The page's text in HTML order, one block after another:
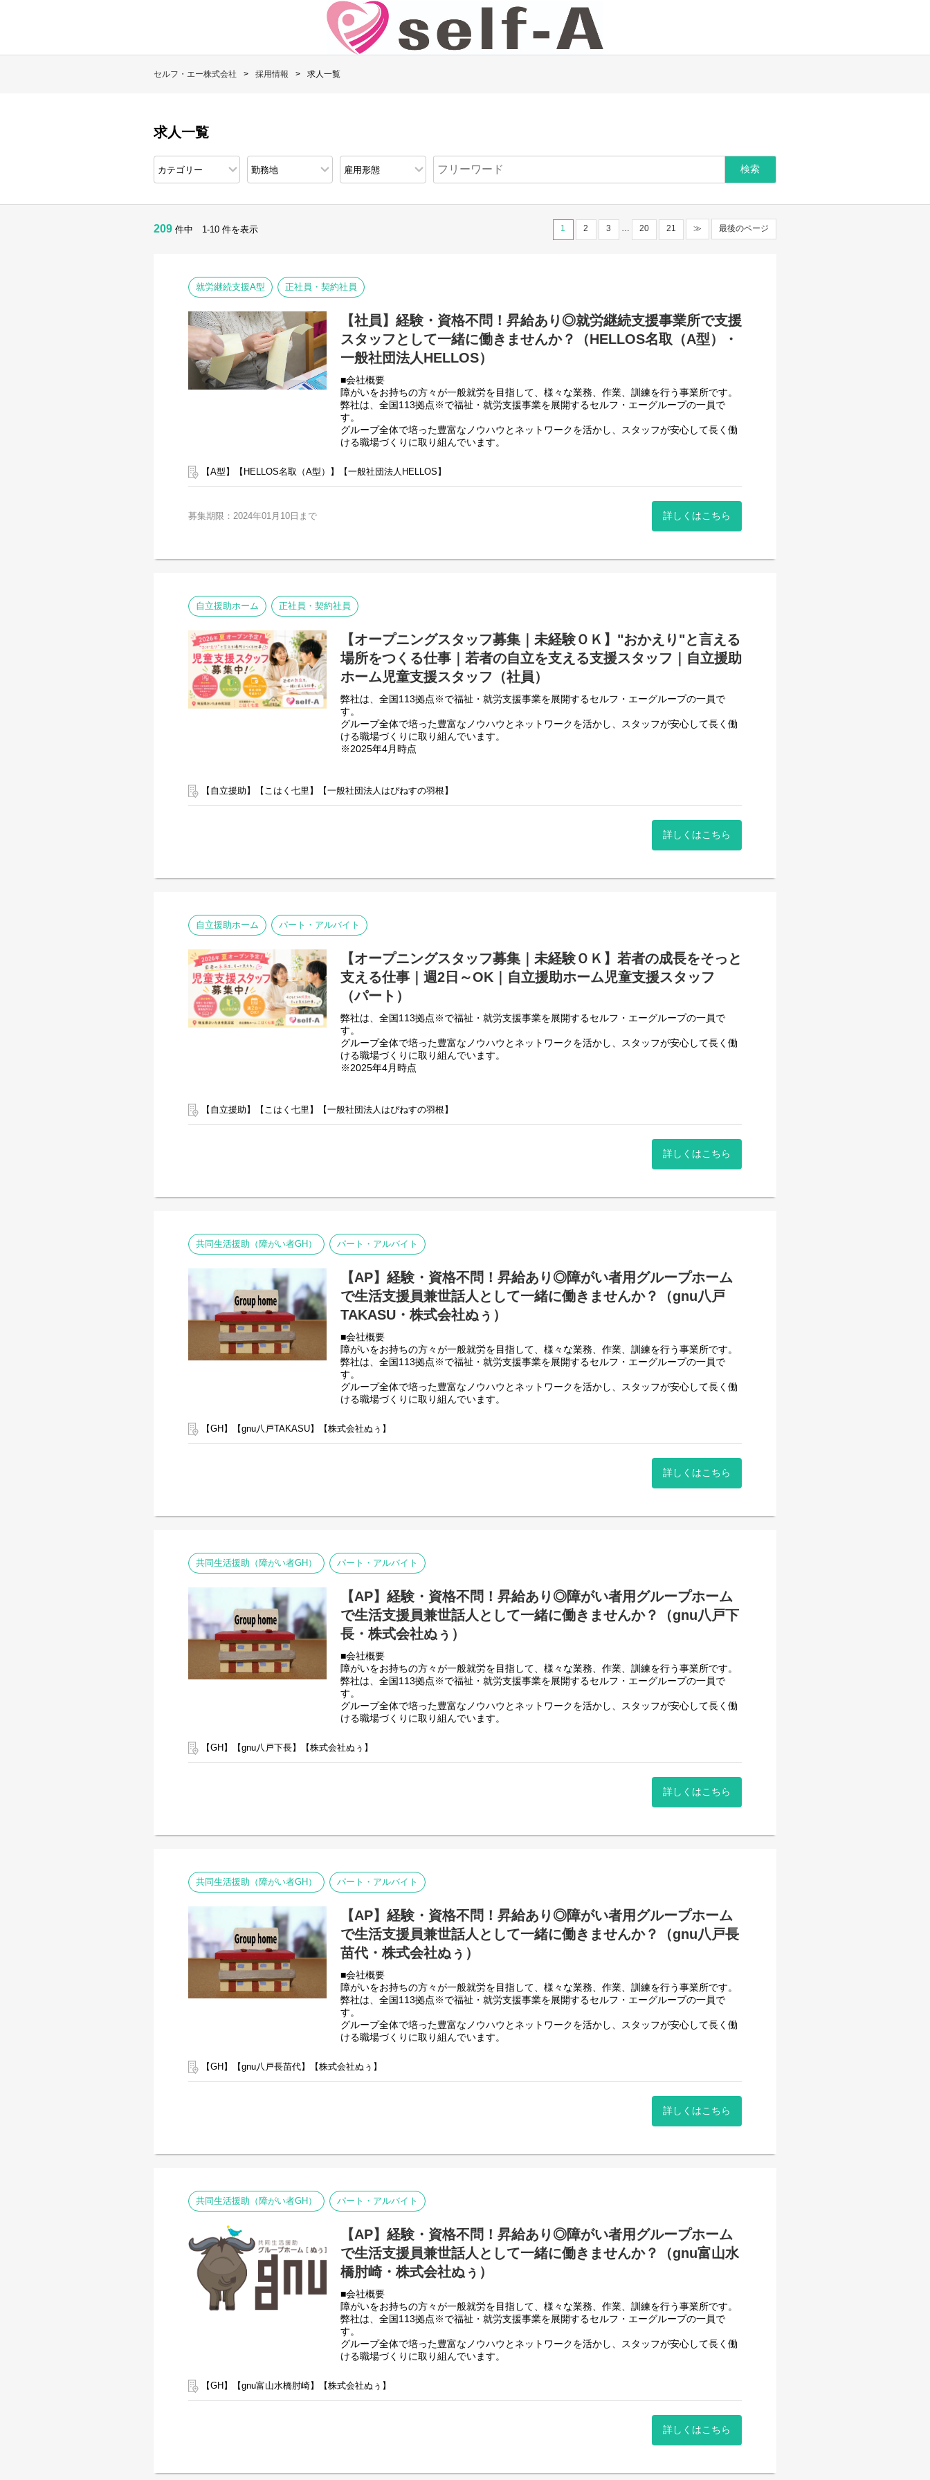
セルフ・エー株式会社 採用情報 求人一覧
求人一覧
209 件中 1-10 件を表示 1 2 3 … 20 21 ≫ 最後のページ
就労継続支援A型 正社員・契約社員
【社員】経験・資格不問！昇給あり◎就労継続支援事業所で支援
スタッフとして一緒に働きませんか？（HELLOS名取（A型）・
一般社団法人HELLOS）
■会社概要
障がいをお持ちの方々が一般就労を目指して、様々な業務、作業、訓練を行う事業所です。
弊社は、全国113拠点※で福祉・就労支援事業を展開するセルフ・エーグループの一員で
す。
グループ全体で培った豊富なノウハウとネットワークを活かし、スタッフが安心して長く働
ける職場づくりに取り組んでいます。
弊社グループでは2つのパターンの事業所を全国に展開をさせて頂いております。
【就労継続支援A型事業所】
⇒障がい者の方々とは非雇用型で内職などの作業を中心にA型や一般就労を目指す、または
・施設外作業の同行
・利用者様とコミュニケーションを取る
・その他支援記録作成 など
基本的に食事や入浴、排泄のような介助・介護の作業はありません。
未経験の方でもご安心ください！
【A型】【HELLOS名取（A型）】【一般社団法人HELLOS】
募集期限：2024年01月10日まで 詳しくはこちら
自立援助ホーム 正社員・契約社員
【オープニングスタッフ募集｜未経験ＯＫ】"おかえり"と言える
場所をつくる仕事｜若者の自立を支える支援スタッフ｜自立援助
ホーム児童支援スタッフ（社員）
弊社は、全国113拠点※で福祉・就労支援事業を展開するセルフ・エーグループの一員で
す。
グループ全体で培った豊富なノウハウとネットワークを活かし、スタッフが安心して長く働
ける職場づくりに取り組んでいます。
※2025年4月時点
障がいをお持ちの方々が一般就労を目指して、様々な業務、作業、訓練を行う事業所です。
弊社は、全国113拠点※で福祉・就労支援事業を展開するセルフ・エーグループの一員で
す。
グループ全体で培った豊富なノウハウとネットワークを活かし、スタッフが安心して長く働
高い工賃を目指すサービス。
【共同生活援助（障がい者グループホーム）】
つけるサービス。
「ただいま」と言える場所がない。
そんな子どもたちがいます。
私たちが新たに開設する自立援助ホームは、
様々な事情で家庭で暮らすことが難しくなった15歳以上の子どもたちが、
安心して生活し、自立を目指すための居場所です。
でも実際は、
食事や掃除、金銭管理などの日常生活のサポートを通じて、
一人で生きていくための力を少しずつ身につけてもらう。
私たちが目指しているのは、
"やってあげる支援"ではなく、
"自分でできるようになる支援"です。
「人の話をちゃんと聞ける」
「相手を否定せず受け止められる」
「感情的にならず向き合える」
そんな人柄を大切にしています。
この仕事が合うのは、こんな方
■子育て経験を活かして働きたい方
います。
【自立援助】【こはく七里】【一般社団法人はぴねすの羽根】
詳しくはこちら
自立援助ホーム パート・アルバイト
【オープニングスタッフ募集｜未経験ＯＫ】若者の成長をそっと
支える仕事｜週2日～OK｜自立援助ホーム児童支援スタッフ
（パート）
弊社は、全国113拠点※で福祉・就労支援事業を展開するセルフ・エーグループの一員で
す。
グループ全体で培った豊富なノウハウとネットワークを活かし、スタッフが安心して長く働
ける職場づくりに取り組んでいます。
※2025年4月時点
障がいをお持ちの方々が一般就労を目指して、様々な業務、作業、訓練を行う事業所です。
弊社は、全国113拠点※で福祉・就労支援事業を展開するセルフ・エーグループの一員で
す。
グループ全体で培った豊富なノウハウとネットワークを活かし、スタッフが安心して長く働
高い工賃を目指すサービス。
【共同生活援助（障がい者グループホーム）】
つけるサービス。
「何か特別なことをしなければいけないのかな…」
そんな心配はいりません。
私たちが運営する自立援助ホームは、さまざまな事情で家庭での生活が難しくなった15歳以
上の子どもたちが、自立に向けて生活する場所です。
支援と聞くと難しく感じるかもしれませんが、実際は日常の中で子どもたちに寄り添うこと
「おはよう」
そんな何気ない会話が、子どもたちにとって安心できる時間になります。
食事や掃除、洗濯などの日常生活を見守りながら、一人で生活していくための力を少しずつ
私たちが大切にしているのは、「やってあげる支援」ではなく、「自分でできるようになる
支援」。
子どもたちの成長を信じ、見守り、必要な時に手を差し伸べる。
そんな関わり方ができる方をお待ちしています。
この仕事が合うのは、こんな方
■子育て経験を活かして働きたい方
■人の話を聞くことが好きな方
■福祉・教育・保育に興味がある方
■誰かの成長を見守ることにやりがいを感じる方
■未経験から福祉の仕事に挑戦したい方
■地域で長く働ける仕事を探している方
子どもたちが安心して暮らし、未来へ進める場所を一緒につくっていただける方を募集して
います。
【自立援助】【こはく七里】【一般社団法人はぴねすの羽根】
詳しくはこちら
共同生活援助（障がい者GH） パート・アルバイト
【AP】経験・資格不問！昇給あり◎障がい者用グループホーム
で生活支援員兼世話人として一緒に働きませんか？（gnu八戸
TAKASU・株式会社ぬぅ）
■会社概要
障がいをお持ちの方々が一般就労を目指して、様々な業務、作業、訓練を行う事業所です。
弊社は、全国113拠点※で福祉・就労支援事業を展開するセルフ・エーグループの一員で
す。
グループ全体で培った豊富なノウハウとネットワークを活かし、スタッフが安心して長く働
ける職場づくりに取り組んでいます。
弊社グループでは主に以下のパターンの事業所を全国に展開をさせて頂いております。
【就労継続支援A型事業所】
⇒障がい者の方々とは非雇用型で内職などの作業を中心にA型や一般就労を目指す、または
利用者さんと様々なお話をしながら、日常生活の困りごとをサポートをしていき、自立した
生活が送れるように支援していくのがお仕事となります。
・社用車を利用して日用品の買い出し
・利用者様のお部屋や掃除のお手伝いや共有スペースの掃除
・その他の利用者様の生活サポート
・利用者様の話し相手や相談相手
・献立、シフト作成
・その他、付随する業務
基本的に食事、入浴、排泄のような介助・介護の作業はありません。
未経験の方でもご安心ください！
【GH】【gnu八戸TAKASU】【株式会社ぬぅ】
詳しくはこちら
共同生活援助（障がい者GH） パート・アルバイト
【AP】経験・資格不問！昇給あり◎障がい者用グループホーム
で生活支援員兼世話人として一緒に働きませんか？（gnu八戸下
長・株式会社ぬぅ）
■会社概要
障がいをお持ちの方々が一般就労を目指して、様々な業務、作業、訓練を行う事業所です。
弊社は、全国113拠点※で福祉・就労支援事業を展開するセルフ・エーグループの一員で
す。
グループ全体で培った豊富なノウハウとネットワークを活かし、スタッフが安心して長く働
ける職場づくりに取り組んでいます。
弊社グループでは主に以下のパターンの事業所を全国に展開をさせて頂いております。
【就労継続支援A型事業所】
⇒障がい者の方々とは非雇用型で内職などの作業を中心にA型や一般就労を目指す、または
利用者さんと様々なお話をしながら、日常生活の困りごとをサポートをしていき、自立した
生活が送れるように支援していくのがお仕事となります。
・社用車を利用して日用品の買い出し
・利用者様のお部屋や掃除のお手伝いや共有スペースの掃除
・その他の利用者様の生活サポート
・利用者様の話し相手や相談相手
・献立、シフト作成
・その他、付随する業務
基本的に食事、入浴、排泄のような介助・介護の作業はありません。
未経験の方でもご安心ください！
【GH】【gnu八戸下長】【株式会社ぬぅ】
詳しくはこちら
共同生活援助（障がい者GH） パート・アルバイト
【AP】経験・資格不問！昇給あり◎障がい者用グループホーム
で生活支援員兼世話人として一緒に働きませんか？（gnu八戸長
苗代・株式会社ぬぅ）
■会社概要
障がいをお持ちの方々が一般就労を目指して、様々な業務、作業、訓練を行う事業所です。
弊社は、全国113拠点※で福祉・就労支援事業を展開するセルフ・エーグループの一員で
す。
グループ全体で培った豊富なノウハウとネットワークを活かし、スタッフが安心して長く働
ける職場づくりに取り組んでいます。
弊社グループでは主に以下のパターンの事業所を全国に展開をさせて頂いております。
【就労継続支援A型事業所】
⇒障がい者の方々とは非雇用型で内職などの作業を中心にA型や一般就労を目指す、または
利用者さんと様々なお話をしながら、日常生活の困りごとをサポートをしていき、自立した
生活が送れるように支援していくのがお仕事となります。
・利用者様のお部屋や掃除のお手伝いや共有スペースの掃除
・その他の利用者様の生活サポート
・利用者様の話し相手や相談相手
・支援記録のタブレット入力作業
基本的に食事、入浴、排泄のような介助・介護の作業はありません。
未経験の方でもご安心ください！
【GH】【gnu八戸長苗代】【株式会社ぬぅ】
詳しくはこちら
共同生活援助（障がい者GH） パート・アルバイト
【AP】経験・資格不問！昇給あり◎障がい者用グループホーム
で生活支援員兼世話人として一緒に働きませんか？（gnu富山水
橋肘崎・株式会社ぬぅ）
■会社概要
障がいをお持ちの方々が一般就労を目指して、様々な業務、作業、訓練を行う事業所です。
弊社は、全国113拠点※で福祉・就労支援事業を展開するセルフ・エーグループの一員で
す。
グループ全体で培った豊富なノウハウとネットワークを活かし、スタッフが安心して長く働
ける職場づくりに取り組んでいます。
弊社グループでは主に以下のパターンの事業所を全国に展開をさせて頂いております。
【就労継続支援A型事業所】
⇒障がい者の方々とは非雇用型で内職などの作業を中心にA型や一般就労を目指す、または
【GH】【gnu富山水橋肘崎】【株式会社ぬぅ】
詳しくはこちら